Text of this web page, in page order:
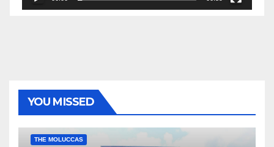
YOU MISSED
THE MOLUCCAS